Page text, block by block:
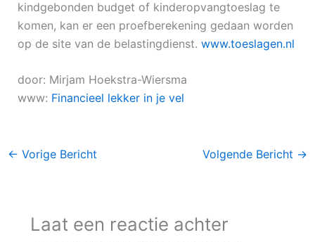
kindgebonden budget of kinderopvangtoeslag te
komen, kan er een proefberekening gedaan worden
op de site van de belastingdienst. www.toeslagen.nl
door: Mirjam Hoekstra-Wiersma
www: Financieel lekker in je vel
← Vorige Bericht Volgende Bericht →
Laat een reactie achter